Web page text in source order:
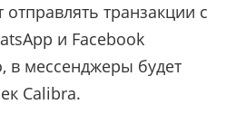
транзакции с
и Facebook
в мессенджеры будет
Calibra.